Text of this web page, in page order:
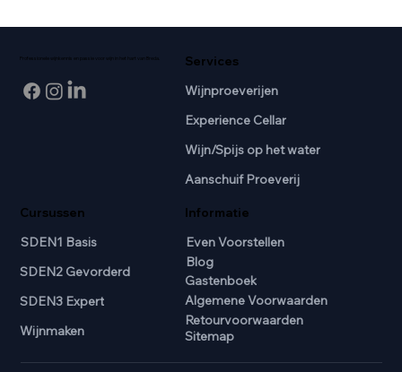
Professionele wijnkennis en passie voor wijn in het hart van Breda.
Cursussen
SDEN1 Basis
SDEN2 Gevorderd
SDEN3 Expert
Wijnmaken
Services
Wijnproeverijen
Experience Cellar
Wijn/Spijs op het water
Aanschuif Proeverij
Informatie
Even Voorstellen
Blog
Gastenboek
Algemene Voorwaarden
Retourvoorwaarden
Sitemap